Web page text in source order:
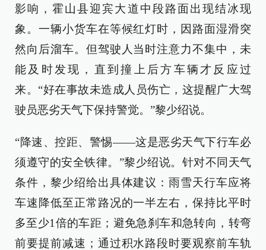
影响，霍山县迎宾大道中段路面出现结冰现
象。一辆小货车在等候红灯时，因路面湿滑突
然向后溜车。但驾驶人当时注意力不集中，未
能及时发现，直到撞上后方车辆才反应过
来。“好在事故未造成人员伤亡，这提醒广大驾
驶员恶劣天气下保持警觉。”黎少绍说。
“降速、控距、警惕——这是恶劣天气下行车必
须遵守的安全铁律。”黎少绍说。针对不同天气
条件，黎少绍给出具体建议：雨雪天行车应将
车速降低至正常路况的一半左右，保持比平时
多至少1倍的车距；避免急刹车和急转向，转弯
前要提前减速；通过积水路段时要观察前车轨